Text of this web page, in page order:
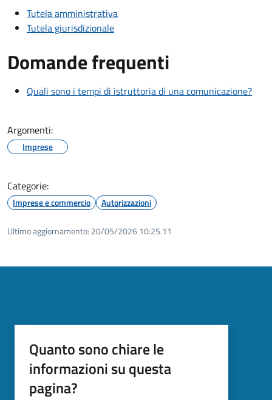
Tutela amministrativa
Tutela giurisdizionale
Domande frequenti
Quali sono i tempi di istruttoria di una comunicazione?
Argomenti:
Imprese
Categorie:
Imprese e commercio Autorizzazioni
Ultimo aggiornamento: 20/05/2026 10:25.11
Quanto sono chiare le
informazioni su questa
pagina?